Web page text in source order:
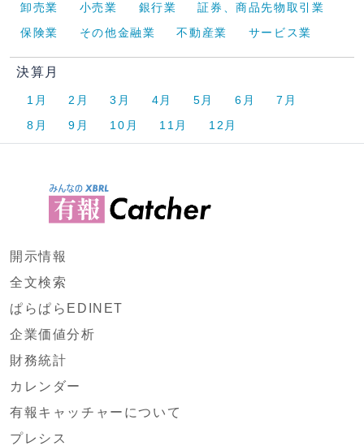
卸売業
小売業 銀行業
証券、商品先物取引業
保険業
その他金融業 不動産業 サービス業
決算月
1月 2月 3月 4月 5月 6月
7月
8月
9月 10月 11月 12月
開示情報
全文検索
ぱらぱらEDINET
企業価値分析
財務統計
カレンダー
有報キャッチャーについて
プレシス